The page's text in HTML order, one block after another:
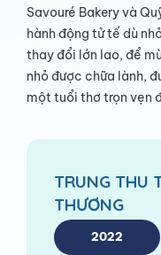
Savouré Bakery và
hành động tử tế dù
thay đổi lớn lao, để
nhỏ được chữa lành,
một tuổi thơ trọn vẹn
TRUNG THU
THƯƠNG
2022